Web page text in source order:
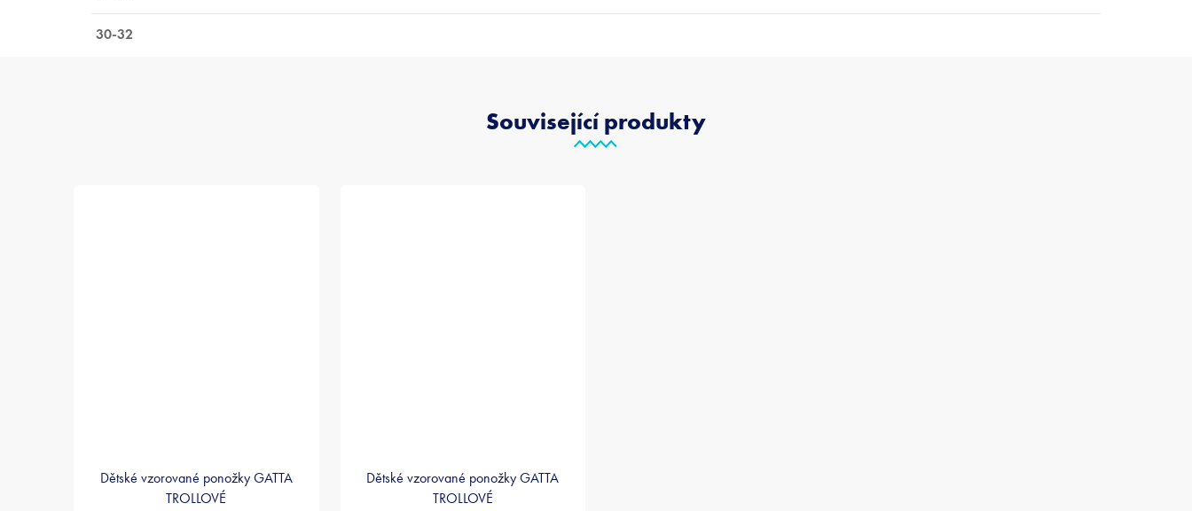
30-32
Související produkty
Dětské vzorované ponožky GATTA
TROLLOVÉ
Dětské vzorované ponožky GATTA
TROLLOVÉ